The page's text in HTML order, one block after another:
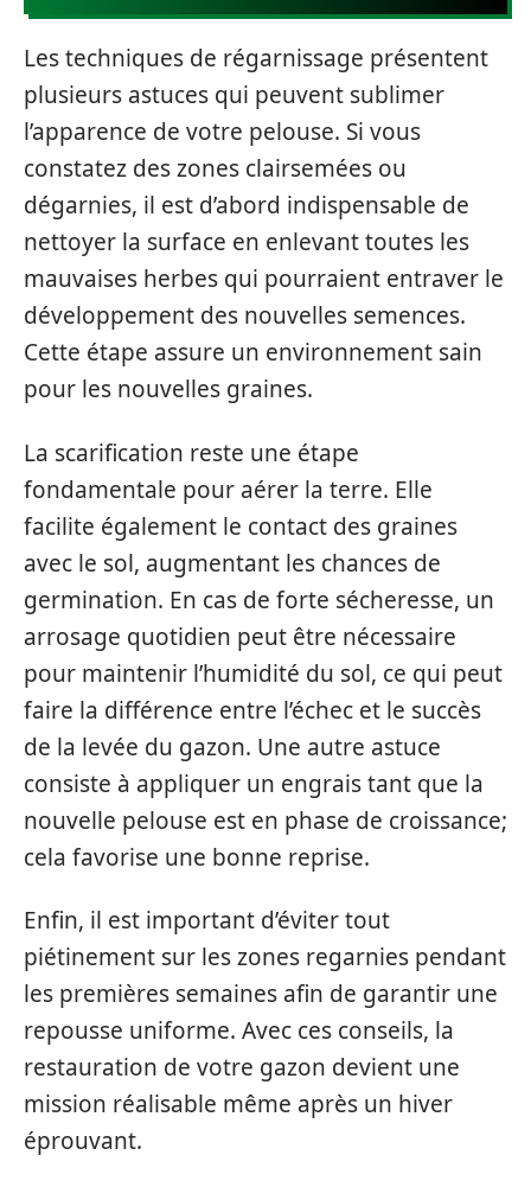
Les techniques de régarnissage présentent
plusieurs astuces qui peuvent sublimer
l’apparence de votre pelouse. Si vous
constatez des zones clairsemées ou
dégarnies, il est d’abord indispensable de
nettoyer la surface en enlevant toutes les
mauvaises herbes qui pourraient entraver le
développement des nouvelles semences.
Cette étape assure un environnement sain
pour les nouvelles graines.
La scarification reste une étape
fondamentale pour aérer la terre. Elle
facilite également le contact des graines
avec le sol, augmentant les chances de
germination. En cas de forte sécheresse, un
arrosage quotidien peut être nécessaire
pour maintenir l’humidité du sol, ce qui peut
faire la différence entre l’échec et le succès
de la levée du gazon. Une autre astuce
consiste à appliquer un engrais tant que la
nouvelle pelouse est en phase de croissance;
cela favorise une bonne reprise.
Enfin, il est important d’éviter tout
piétinement sur les zones regarnies pendant
les premières semaines afin de garantir une
repousse uniforme. Avec ces conseils, la
restauration de votre gazon devient une
mission réalisable même après un hiver
éprouvant.